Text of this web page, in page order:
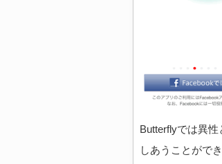
Butterflyでは異
しあうことがで